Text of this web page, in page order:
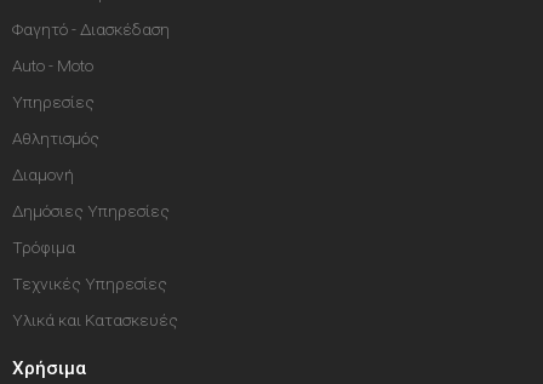
Φαγητό - Διασκέδαση
Auto - Moto
Υπηρεσίες
Αθλητισμός
Διαμονή
Δημόσιες Υπηρεσίες
Τρόφιμα
Τεχνικές Υπηρεσίες
Υλικά και Κατασκευές
Χρήσιμα